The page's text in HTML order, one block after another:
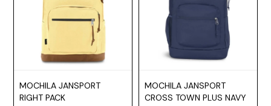
MOCHILA JANSPORT
RIGHT PACK
MOCHILA JANSPORT
CROSS TOWN PLUS NAVY